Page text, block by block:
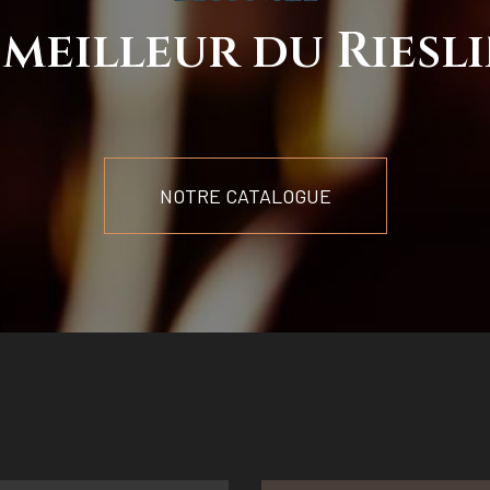
meilleur du
NOTRE CATALOGUE